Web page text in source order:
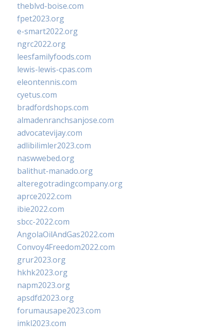
theblvd-boise.com
fpet2023.org
e-smart2022.org
ngrc2022.org
leesfamilyfoods.com
lewis-lewis-cpas.com
eleontennis.com
cyetus.com
bradfordshops.com
almadenranchsanjose.com
advocatevijay.com
adlibilimler2023.com
naswwebed.org
balithut-manado.org
alteregotradingcompany.org
aprce2022.com
ibie2022.com
sbcc-2022.com
AngolaOilAndGas2022.com
Convoy4Freedom2022.com
grur2023.org
hkhk2023.org
napm2023.org
apsdfd2023.org
forumausape2023.com
imkl2023.com